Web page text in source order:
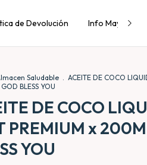
de Devolución Info Mayorista
Saludable . ACEITE DE COCO
BLESS YOU
DE COCO
PREMIUM x
YOU